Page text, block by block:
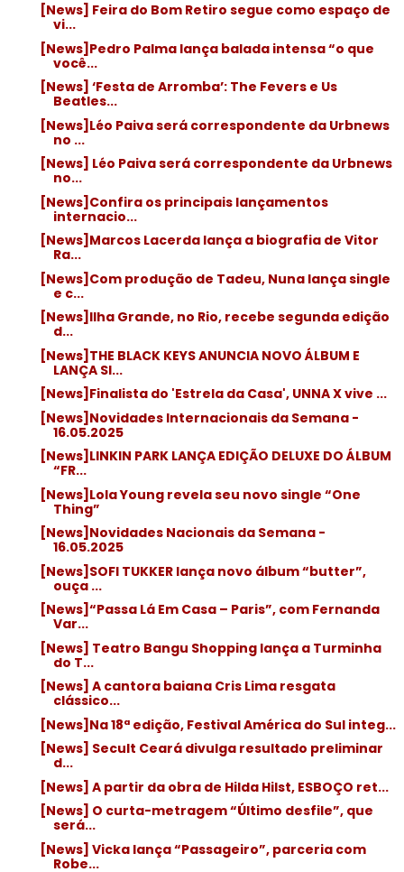
[News] Feira do Bom Retiro segue como espaço de
vi...
[News]Pedro Palma lança balada intensa “o que
você...
[News] ‘Festa de Arromba’: The Fevers e Us
Beatles...
[News]Léo Paiva será correspondente da Urbnews
no ...
[News] Léo Paiva será correspondente da Urbnews
no...
[News]Confira os principais lançamentos
internacio...
[News]Marcos Lacerda lança a biografia de Vitor
Ra...
[News]Com produção de Tadeu, Nuna lança single
e c...
[News]Ilha Grande, no Rio, recebe segunda edição
d...
[News]THE BLACK KEYS ANUNCIA NOVO ÁLBUM E
LANÇA SI...
[News]Finalista do 'Estrela da Casa', UNNA X vive ...
[News]Novidades Internacionais da Semana -
16.05.2025
[News]LINKIN PARK LANÇA EDIÇÃO DELUXE DO ÁLBUM
“FR...
[News]Lola Young revela seu novo single “One
Thing”
[News]Novidades Nacionais da Semana -
16.05.2025
[News]SOFI TUKKER lança novo álbum “butter”,
ouça ...
[News]“Passa Lá Em Casa – Paris”, com Fernanda
Var...
[News] Teatro Bangu Shopping lança a Turminha
do T...
[News] A cantora baiana Cris Lima resgata
clássico...
[News]Na 18ª edição, Festival América do Sul integ...
[News] Secult Ceará divulga resultado preliminar
d...
[News] A partir da obra de Hilda Hilst, ESBOÇO ret...
[News] O curta-metragem “Último desfile”, que
será...
[News] Vicka lança “Passageiro”, parceria com
Robe...